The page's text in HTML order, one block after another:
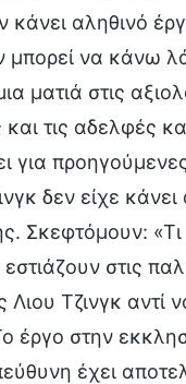
κάνει αληθινό
μπορεί να κάνω
ματιά στις
τις αδελφές
για
δεν είχε
Σκεφτόμουν: «Τι
στις
Λιου Τζινγκ αντί
έργο στην
έχει